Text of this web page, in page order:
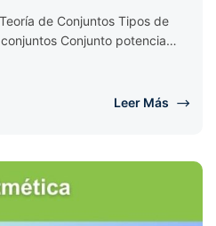
de Conjuntos Tipos de
Conjunto potencia
Leer Más